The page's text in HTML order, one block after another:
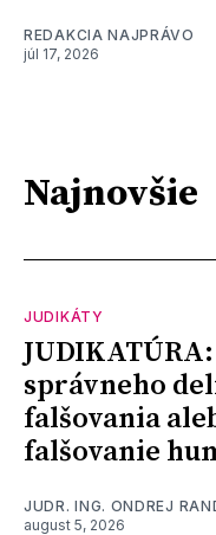
REDAKCIA NAJPRÁVO
júl 17, 2026
Najnovšie
JUDIKÁTY
správneho
falšovania
falšovanie
JUDR. ING. ONDREJ
august 5, 2026